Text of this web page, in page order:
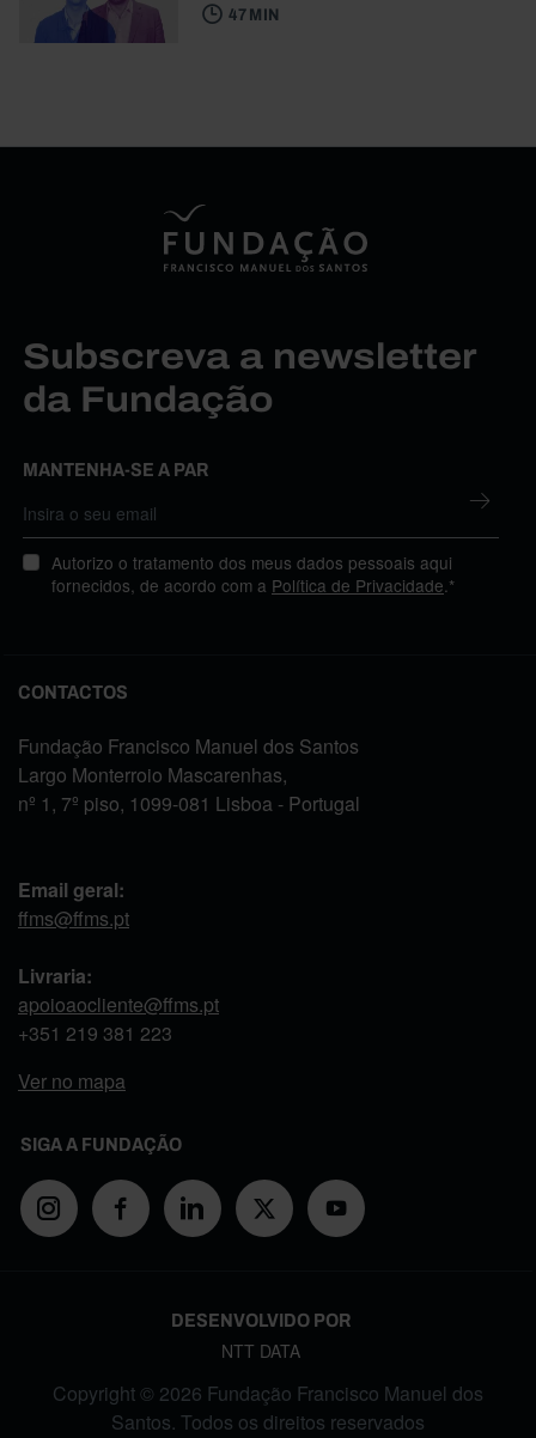
47 MIN
Subscreva a newsletter
da Fundação
MANTENHA-SE A PAR
Autorizo o tratamento dos meus dados pessoais aqui
fornecidos, de acordo com a Política de Privacidade .*
CONTACTOS
Fundação Francisco Manuel dos Santos
Largo Monterroio Mascarenhas,
nº 1, 7º piso, 1099-081 Lisboa - Portugal
Email geral:
ffms@ffms.pt
Livraria:
apoioaocliente@ffms.pt
+351 219 381 223
Ver no mapa
SIGA A FUNDAÇÃO
DESENVOLVIDO POR
NTT DATA
Copyright © 2026 Fundação Francisco Manuel dos
Santos. Todos os direitos reservados